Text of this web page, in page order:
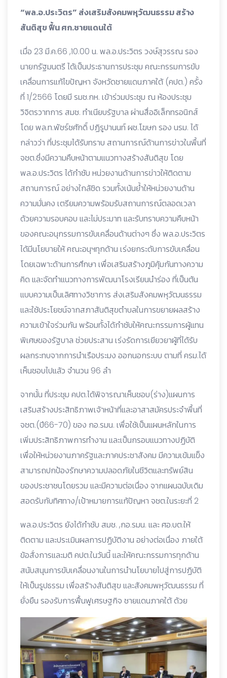
“พล.อ.ประวิตร” ส่งเสริมสังคมพหุวัฒนธรรม สร้าง
สันติสุข ฟื้น ศก.ชายแดนใต้
เมื่อ 23 มี.ค.66 ,10.00 น. พล.อ.ประวิตร วงษ์สุวรรณ รอง
นายกรัฐมนตรี ได้เป็นประธานการประชุม คณะกรรมการขับ
เคลื่อนการแก้ไขปัญหา จังหวัดชายแดนภาคใต้ (คปต.) ครั้ง
ที่ 1/2566 โดยมี รมช.กห. เข้าร่วมประชุม ณ ห้องประชุม
วิจิตรวาทการ สมช. ทำเนียบรัฐบาล ผ่านสื่ออิเล็กทรอนิกส์
โดย พล.ท.พัชร์ชศักดิ์ ปฏิรูปานนท์ ผช.โฆษก รอง นรม. ได้
กล่าวว่า ที่ประชุมได้รับทราบ สถานการณ์ด้านการข่าวในพื้นที่
จชต.ซึ่งมีความคืบหน้าตามแนวทางสร้างสันติสุข โดย
พล.อ.ประวิตร ได้กำชับ หน่วยงานด้านการข่าวให้ติดตาม
สถานการณ์ อย่างใกล้ชิด รวมทั้งเน้นย้ำให้หน่วยงานด้าน
ความมั่นคง เตรียมความพร้อมรับสถานการณ์ตลอดเวลา
ด้วยความรอบคอบ และไม่ประมาท และรับทราบความคืบหน้า
ของคณะอนุกรรมการขับเคลื่อนด้านต่างๆ ซึ่ง พล.อ.ประวิตร
ได้มีนโยบายให้ คณะอนุฯทุกด้าน เร่งยกระดับการขับเคลื่อน
โดยเฉพาะด้านการศึกษา เพื่อเสริมสร้างภูมิคุ้มกันทางความ
คิด และจัดทำแนวทางการพัฒนาโรงเรียนนำร่อง ที่เป็นต้น
แบบความเป็นเลิศทางวิชาการ ส่งเสริมสังคมพหุวัฒนธรรม
และใช้ประโยชน์จากสภาสันติสุขตำบลในการขยายผลสร้าง
ความเข้าใจร่วมกัน พร้อมทั้งได้กำชับให้คณะกรรมการผู้แทน
พิเศษของรัฐบาล ช่วยประสาน เร่งรัดการเยียวยาผู้ที่ได้รับ
ผลกระทบจากการนำเรือประมง ออกนอกระบบ ตามที่ ครม.ได้
เห็นชอบไปแล้ว จำนวน 96 ลำ
จากนั้น ที่ประชุม คปต.ได้พิจารณาเห็นชอบ(ร่าง)แผนการ
เสริมสร้างประสิทธิภาพเจ้าหน้าที่และอาสาสมัครประจำพื้นที่
จชต.(ปี66-70) ของ กอ.รมน. เพื่อใช้เป็นแผนหลักในการ
เพิ่มประสิทธิภาพการทำงาน และเป็นกรอบแนวทางปฏิบัติ
เพื่อให้หน่วยงานภาครัฐและภาคประชาสังคม มีความเข้มแข็ง
สามารถปกป้องรักษาความปลอดภัยในชีวิตและทรัพย์สิน
ของประชาชนโดยรวม และมีความต่อเนื่อง จากแผนฉบับเดิม
สอดรับกับทิศทาง/เป้าหมายการแก้ปัญหา จชต.ในระยะที่ 2
พล.อ.ประวิตร ยังได้กำชับ สมช. ,กอ.รมน. และ ศอ.บต.ให้
ติดตาม และประเมินผลการปฏิบัติงาน อย่างต่อเนื่อง ภายใต้
ข้อสั่งการและมติ คปต.ในวันนี้ และให้คณะกรรมการทุกด้าน
สนับสนุนการขับเคลื่อนงานในการนำนโยบายไปสู่การปฏิบัติ
ให้เป็นรูปธรรม เพื่อสร้างสันติสุข และสังคมพหุวัฒนธรรม ที่
ยั่งยืน รองรับการฟื้นฟูเศรษฐกิจ ชายแดนภาคใต้ ด้วย